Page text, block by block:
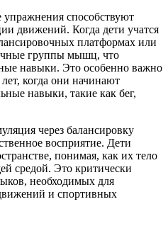
способствуют
движений. Когда дети учатся
платформах или
группы мышц, что
навыки. Это особенно важно
лет, когда они начинают
навыки, такие как бег,
через балансировку
восприятие. Дети
понимая, как их тело
средой. Это критически
необходимых для
и спортивных